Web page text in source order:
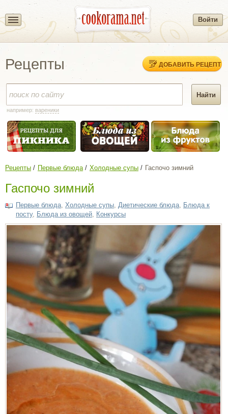
Войти
Рецепты ДОБАВИТЬ РЕЦЕПТ
например: вареники
Рецепты Первые блюда Холодные супы Гаспочо зимний
Гаспочо зимний
Первые блюда Холодные супы Диетические блюда Блюда к
посту, Блюда из овощей Конкурсы